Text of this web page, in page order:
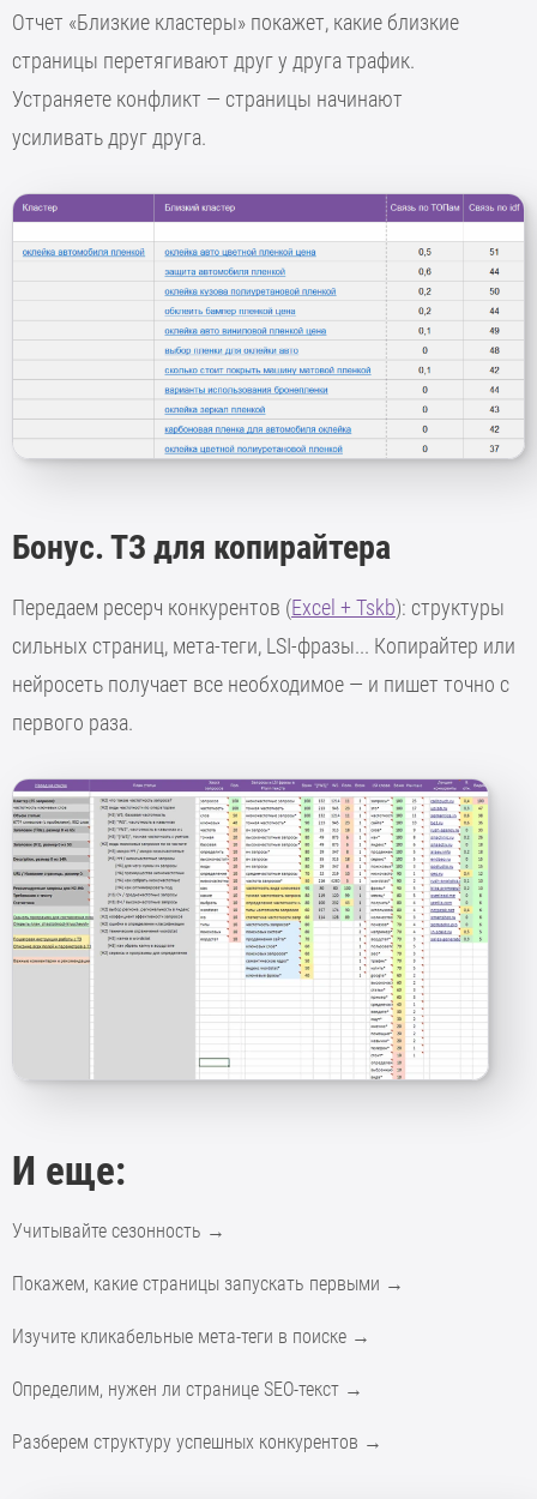
Отчет «Близкие кластеры» покажет, какие близкие
страницы перетягивают друг у друга трафик.
Устраняете конфликт — страницы начинают
усиливать друг друга.
Бонус. ТЗ для копирайтера
Передаем ресерч конкурентов (Excel + Tskb): структуры
сильных страниц, мета-теги, LSI-фразы... Копирайтер или
нейросеть получает все необходимое — и пишет точно с
первого раза.
И еще:
Учитывайте сезонность →
Покажем, какие страницы запускать первыми →
Изучите кликабельные мета-теги в поиске →
Определим, нужен ли странице SEO-текст →
Разберем структуру успешных конкурентов →